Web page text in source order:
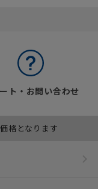
ト・お問い合わせ
格となります